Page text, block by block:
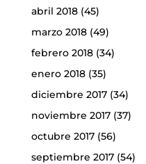
abril 2018(45)
marzo 2018(49)
febrero 2018(34)
enero 2018(35)
diciembre 2017(34)
noviembre 2017(37)
octubre 2017(56)
septiembre 2017(54)